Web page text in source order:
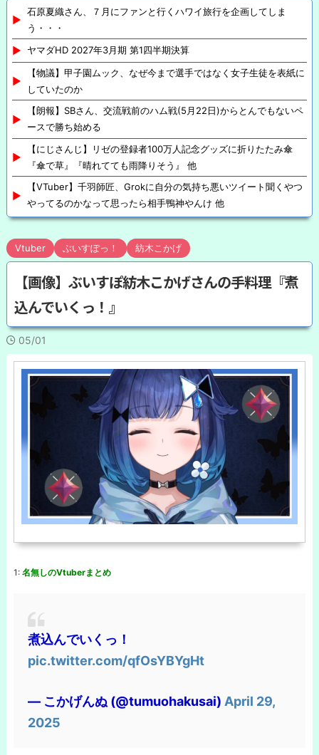
石原夏織さん、７月にファンと行くハワイ旅行を企画してしま
う・・・
ヤマダHD 2027年3月期 第1四半期決算
【物議】甲子園ムック、なぜ今まで選手ではなく女子生徒を表紙に
していたのか
【朗報】SBさん、交流戦前のハム戦(5月22日)からとんでもないペ
ースで勝ち始める
【にじさんじ】リゼの登録者100万人記念グッズに折りたたみ傘
『傘で草』『晴れてても雨降りそう』 他
【VTuber】千羽師匠、Grokに自分の気持ち悪いツイート聞くやつ
やってるのかなって思ったら相手鴨神やんけ 他
Vtuber ぶいすぽっ！ 紡木こかげ
【画像】ぶいすぽ紡木こかげさんの手料理『煮
込んでいくっ！』
05/01
1: 名無しのVtuberまとめ
煮込んでいくっ！
pic.twitter.com/qfOsYBYgHt
— こかげんぬ (@tumuohakusai) April 29,
2025